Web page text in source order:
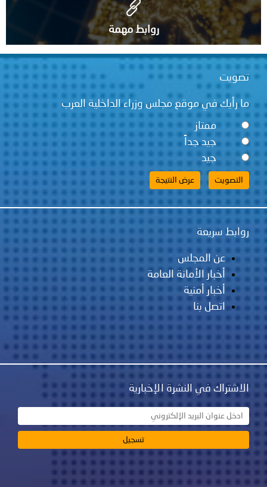
روابط مهمة
تصويت
ما رأيك في موقع مجلس وزراء الداخلية العرب
ممتاز
جيد جداً
جيد
روابط سريعة
عن المجلس
أخبار الأمانة العامة
أخبار أمنية
اتصل بنا
الاشتراك في النشرة الإخبارية